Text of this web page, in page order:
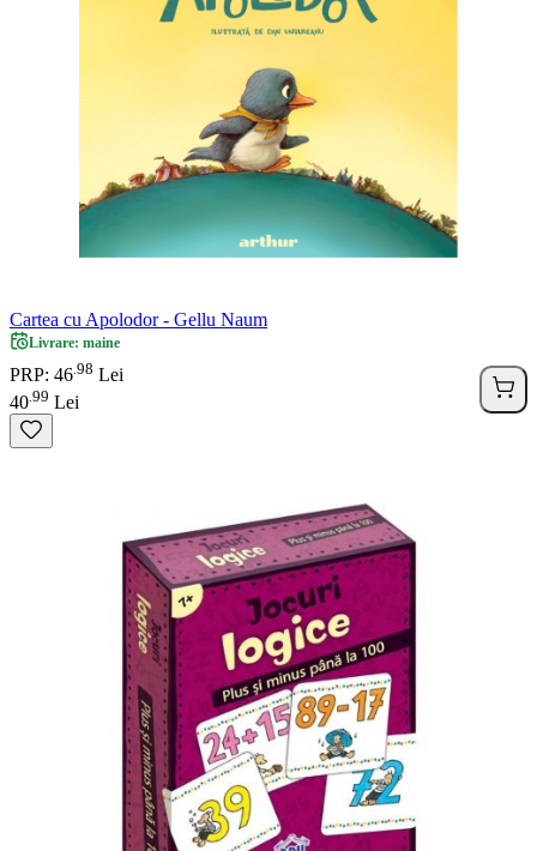
Cartea cu Apolodor - Gellu Naum
Livrare: maine
PRP: 46 98 Lei
40 99 Lei